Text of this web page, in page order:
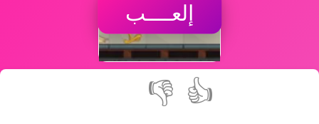
إلعــــب
👍
👎